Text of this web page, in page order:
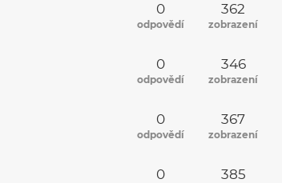
0
odpovědí
362
zobrazení
0
odpovědí
346
zobrazení
0
odpovědí
367
zobrazení
0 385